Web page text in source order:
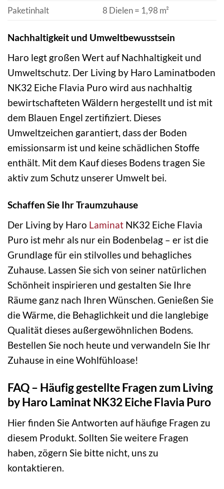
Paketinhalt 8 Dielen = 1,98 m²
Nachhaltigkeit und Umweltbewusstsein
Haro legt großen Wert auf Nachhaltigkeit und
Umweltschutz. Der Living by Haro Laminatboden
NK32 Eiche Flavia Puro wird aus nachhaltig
bewirtschafteten Wäldern hergestellt und ist mit
dem Blauen Engel zertifiziert. Dieses
Umweltzeichen garantiert, dass der Boden
emissionsarm ist und keine schädlichen Stoffe
enthält. Mit dem Kauf dieses Bodens tragen Sie
aktiv zum Schutz unserer Umwelt bei.
Schaffen Sie Ihr Traumzuhause
Der Living by Haro Laminat NK32 Eiche Flavia
Puro ist mehr als nur ein Bodenbelag – er ist die
Grundlage für ein stilvolles und behagliches
Zuhause. Lassen Sie sich von seiner natürlichen
Schönheit inspirieren und gestalten Sie Ihre
Räume ganz nach Ihren Wünschen. Genießen Sie
die Wärme, die Behaglichkeit und die langlebige
Qualität dieses außergewöhnlichen Bodens.
Bestellen Sie noch heute und verwandeln Sie Ihr
Zuhause in eine Wohlfühloase!
FAQ – Häufig gestellte Fragen zum Living
by Haro Laminat NK32 Eiche Flavia Puro
Hier finden Sie Antworten auf häufige Fragen zu
diesem Produkt. Sollten Sie weitere Fragen
haben, zögern Sie bitte nicht, uns zu
kontaktieren.